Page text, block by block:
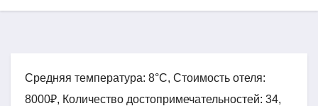
Средняя температура: 8°C, Стоимость отеля:
8000₽, Количество достопримечательностей: 34,